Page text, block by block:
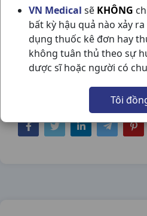
VN Medical sẽ KHÔNG
bất kỳ hậu quả nào xảy
dụng thuốc kê đơn hay
không tuân thủ theo sự
dược sĩ hoặc người có
Tôi
HỒNG HUYẾT TỐ
MINH TRÍ
NSX:Nguyễn Minh TrÍ
Nhóm hàng:
Thực
Chia sẻ qua mạng xã hội: